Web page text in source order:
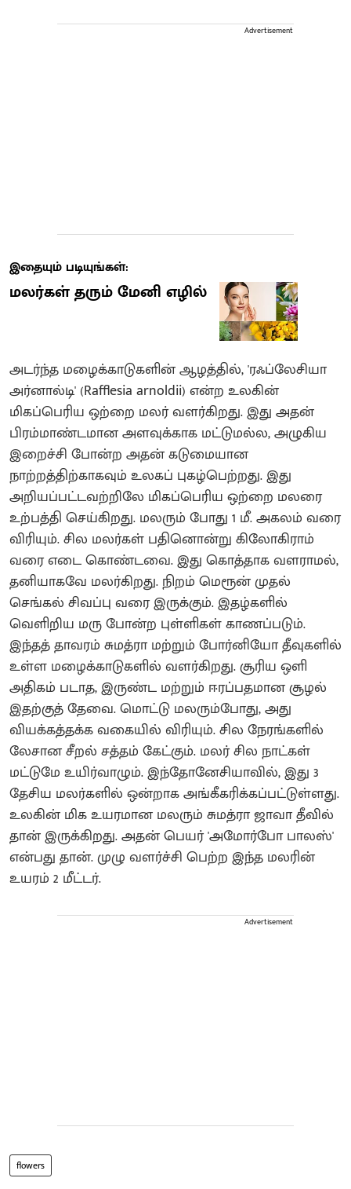
Advertisement
இதையும் படியுங்கள்:
மலர்கள் தரும் மேனி எழில்
அடர்ந்த மழைக்காடுகளின் ஆழத்தில், 'ரஃப்லேசியா
அர்னால்டி' (Rafflesia arnoldii) என்ற உலகின்
மிகப்பெரிய ஒற்றை மலர் வளர்கிறது. இது அதன்
பிரம்மாண்டமான அளவுக்காக மட்டுமல்ல, அழுகிய
இறைச்சி போன்ற அதன் கடுமையான
நாற்றத்திற்காகவும் உலகப் புகழ்பெற்றது. இது
அறியப்பட்டவற்றிலே மிகப்பெரிய ஒற்றை மலரை
உற்பத்தி செய்கிறது. மலரும் போது 1 மீ. அகலம் வரை
விரியும். சில மலர்கள் பதினொன்று கிலோகிராம்
வரை எடை கொண்டவை. இது கொத்தாக வளராமல்,
தனியாகவே மலர்கிறது. நிறம் மெரூன் முதல்
செங்கல் சிவப்பு வரை இருக்கும். இதழ்களில்
வெளிறிய மரு போன்ற புள்ளிகள் காணப்படும்.
இந்தத் தாவரம் சுமத்ரா மற்றும் போர்னியோ தீவுகளில்
உள்ள மழைக்காடுகளில் வளர்கிறது. சூரிய ஒளி
அதிகம் படாத, இருண்ட மற்றும் ஈரப்பதமான சூழல்
இதற்குத் தேவை. மொட்டு மலரும்போது, அது
வியக்கத்தக்க வகையில் விரியும். சில நேரங்களில்
லேசான சீறல் சத்தம் கேட்கும். மலர் சில நாட்கள்
மட்டுமே உயிர்வாழும். இந்தோனேசியாவில், இது 3
தேசிய மலர்களில் ஒன்றாக அங்கீகரிக்கப்பட்டுள்ளது.
உலகின் மிக உயரமான மலரும் சுமத்ரா ஜாவா தீவில்
தான் இருக்கிறது. அதன் பெயர் 'அமோர்போ பாலஸ்'
என்பது தான். முழு வளர்ச்சி பெற்ற இந்த மலரின்
உயரம் 2 மீட்டர்.
Advertisement
flowers